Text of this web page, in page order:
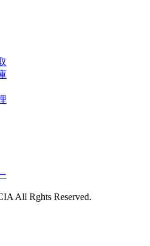
All Rghts Reserved.